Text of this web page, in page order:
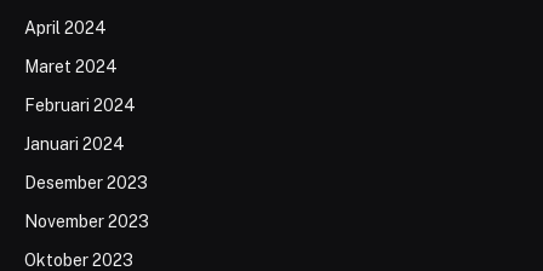
April 2024
Maret 2024
Februari 2024
Januari 2024
Desember 2023
November 2023
Oktober 2023